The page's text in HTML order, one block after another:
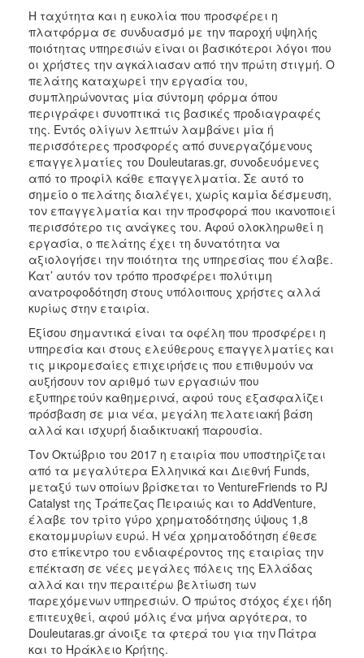
Η ταχύτητα και η ευκολία που προσφέρει η
πλατφόρμα σε συνδυασμό με την παροχή υψηλής
ποιότητας υπηρεσιών είναι οι βασικότεροι λόγοι που
οι χρήστες την αγκάλιασαν από την πρώτη στιγμή. Ο
πελάτης καταχωρεί την εργασία του,
συμπληρώνοντας μία σύντομη φόρμα όπου
περιγράφει συνοπτικά τις βασικές προδιαγραφές
της. Εντός ολίγων λεπτών λαμβάνει μία ή
περισσότερες προσφορές από συνεργαζόμενους
επαγγελματίες του Douleutaras.gr, συνοδευόμενες
από το προφίλ κάθε επαγγελματία. Σε αυτό το
σημείο ο πελάτης διαλέγει, χωρίς καμία δέσμευση,
τον επαγγελματία και την προσφορά που ικανοποιεί
περισσότερο τις ανάγκες του. Αφού ολοκληρωθεί η
εργασία, ο πελάτης έχει τη δυνατότητα να
αξιολογήσει την ποιότητα της υπηρεσίας που έλαβε.
Κατ’ αυτόν τον τρόπο προσφέρει πολύτιμη
ανατροφοδότηση στους υπόλοιπους χρήστες αλλά
κυρίως στην εταιρία.
Εξίσου σημαντικά είναι τα οφέλη που προσφέρει η
υπηρεσία και στους ελεύθερους επαγγελματίες και
τις μικρομεσαίες επιχειρήσεις που επιθυμούν να
αυξήσουν τον αριθμό των εργασιών που
εξυπηρετούν καθημερινά, αφού τους εξασφαλίζει
πρόσβαση σε μια νέα, μεγάλη πελατειακή βάση
αλλά και ισχυρή διαδικτυακή παρουσία.
Τον Οκτώβριο του 2017 η εταιρία που υποστηρίζεται
από τα μεγαλύτερα Ελληνικά και Διεθνή Funds,
μεταξύ των οποίων βρίσκεται το VentureFriends το PJ
Catalyst της Τράπεζας Πειραιώς και το AddVenture,
έλαβε τον τρίτο γύρο χρηματοδότησης ύψους 1,8
εκατομμυρίων ευρώ. Η νέα χρηματοδότηση έθεσε
στο επίκεντρο του ενδιαφέροντος της εταιρίας την
επέκταση σε νέες μεγάλες πόλεις της Ελλάδας
αλλά και την περαιτέρω βελτίωση των
παρεχόμενων υπηρεσιών. Ο πρώτος στόχος έχει ήδη
επιτευχθεί, αφού μόλις ένα μήνα αργότερα, το
Douleutaras.gr άνοιξε τα φτερά του για την Πάτρα
και το Ηράκλειο Κρήτης.